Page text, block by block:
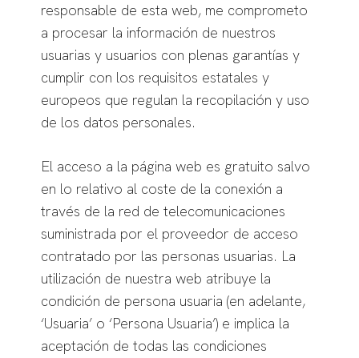
responsable de esta web, me comprometo
a procesar la información de nuestros
usuarias y usuarios con plenas garantías y
cumplir con los requisitos estatales y
europeos que regulan la recopilación y uso
de los datos personales.
El acceso a la página web es gratuito salvo
en lo relativo al coste de la conexión a
través de la red de telecomunicaciones
suministrada por el proveedor de acceso
contratado por las personas usuarias. La
utilización de nuestra web atribuye la
condición de persona usuaria (en adelante,
‘Usuaria’ o ‘Persona Usuaria’) e implica la
aceptación de todas las condiciones